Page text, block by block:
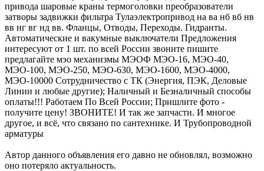
привода шаровые краны термоголовки преобразователи
затворы задвижки фильтра Тулаэлектропривод на ва нб вб нв
вв нг вг нд вв. Фланцы, Отводы, Переходы. Гидранты.
Автоматические и вакумные выключатели Предложения
интересуют от 1 шт. по всей России звоните пишите
предлагайте мэо механизмы МЭОФ МЭО-16, МЭО-40,
МЭО-100, МЭО-250, МЭО-630, МЭО-1600, МЭО-4000,
МЭО-10000 Сотрудничество с ТК (Энергия, ПЭК, Деловые
Линии и любые другие); Наличный и Безналичный способы
оплаты!!! Работаем По Всей России; Пришлите фото -
получите цену! ЗВОНИТЕ! И так же запчасти. И многое
другое, и всё, что связано по сантехнике. И Трубопроводной
арматуры
Автор данного объявления его давно не обновлял, возможно
оно потеряло актуальность.